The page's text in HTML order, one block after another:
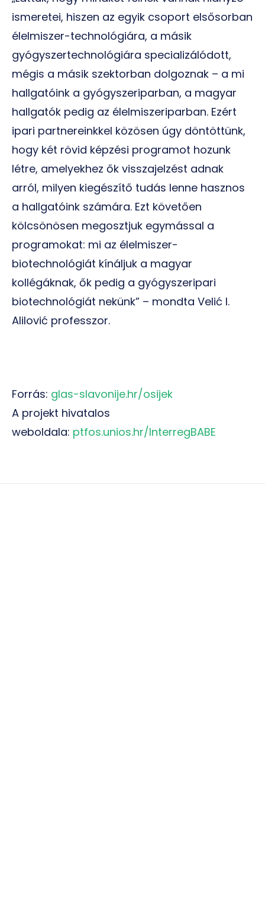
ismeretei, hiszen az egyik csoport elsősorban
élelmiszer-technológiára, a másik
gyógyszertechnológiára specializálódott,
mégis a másik szektorban dolgoznak – a mi
hallgatóink a gyógyszeriparban, a magyar
hallgatók pedig az élelmiszeriparban. Ezért
ipari partnereinkkel közösen úgy döntöttünk,
hogy két rövid képzési programot hozunk
létre, amelyekhez ők visszajelzést adnak
arról, milyen kiegészítő tudás lenne hasznos
a hallgatóink számára. Ezt követően
kölcsönösen megosztjuk egymással a
programokat: mi az élelmiszer-
biotechnológiát kínáljuk a magyar
kollégáknak, ők pedig a gyógyszeripari
biotechnológiát nekünk” – mondta Velić I.
Alilović professzor.
Forrás: glas-slavonije.hr/osijek
A projekt hivatalos
weboldala: ptfos.unios.hr/InterregBABE